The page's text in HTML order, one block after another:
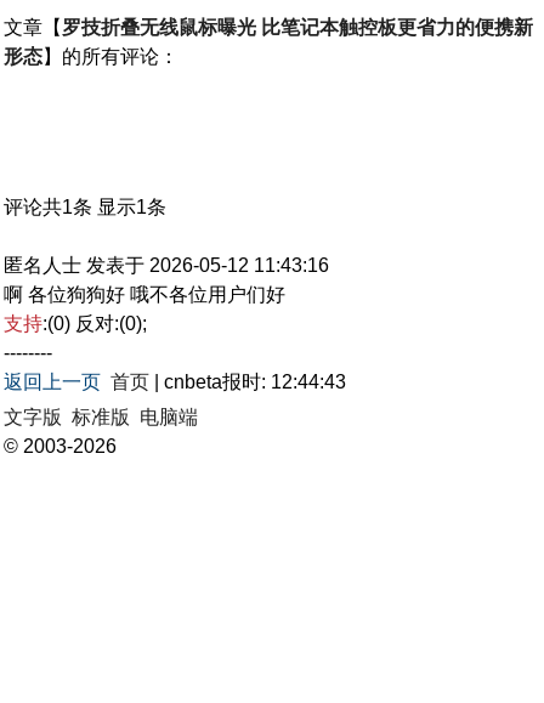
文章【 罗技折叠无线鼠标曝光 比笔记本触控板更省力的便携新
形态】的所有评论：
评论共1条 显示1条
匿名人士 发表于 2026-05-12 11:43:16
啊 各位狗狗好 哦不各位用户们好
支持:(0) 反对:(0);
--------
返回上一页 首页 | cnbeta报时: 12:44:43
文字版 标准版
电脑端
© 2003-2026